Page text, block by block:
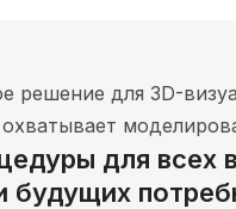
решение для 3D-
для всех
будущих